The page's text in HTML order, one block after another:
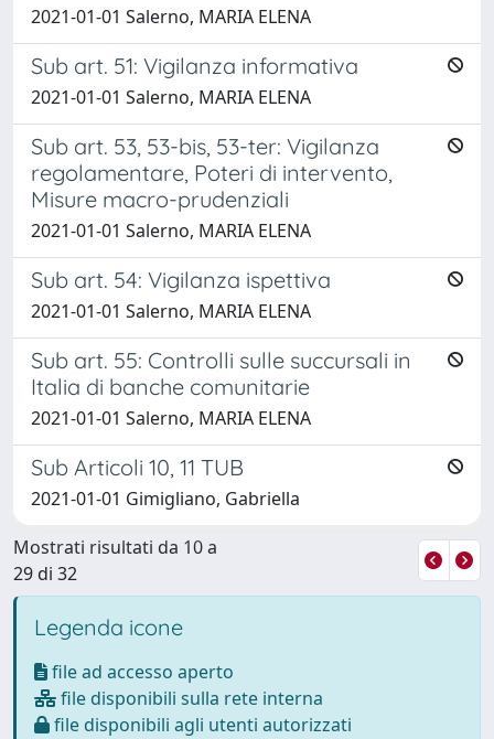
2021-01-01 Salerno, MARIA ELENA
Sub art. 51: Vigilanza informativa
2021-01-01 Salerno, MARIA ELENA
Sub art. 53, 53-bis, 53-ter: Vigilanza
regolamentare, Poteri di intervento,
Misure macro-prudenziali
2021-01-01 Salerno, MARIA ELENA
Sub art. 54: Vigilanza ispettiva
2021-01-01 Salerno, MARIA ELENA
Sub art. 55: Controlli sulle succursali in
Italia di banche comunitarie
2021-01-01 Salerno, MARIA ELENA
Sub Articoli 10, 11 TUB
2021-01-01 Gimigliano, Gabriella
Mostrati risultati da 10 a
29 di 32
Legenda icone
file ad accesso aperto
file disponibili sulla rete interna
file disponibili agli utenti autorizzati